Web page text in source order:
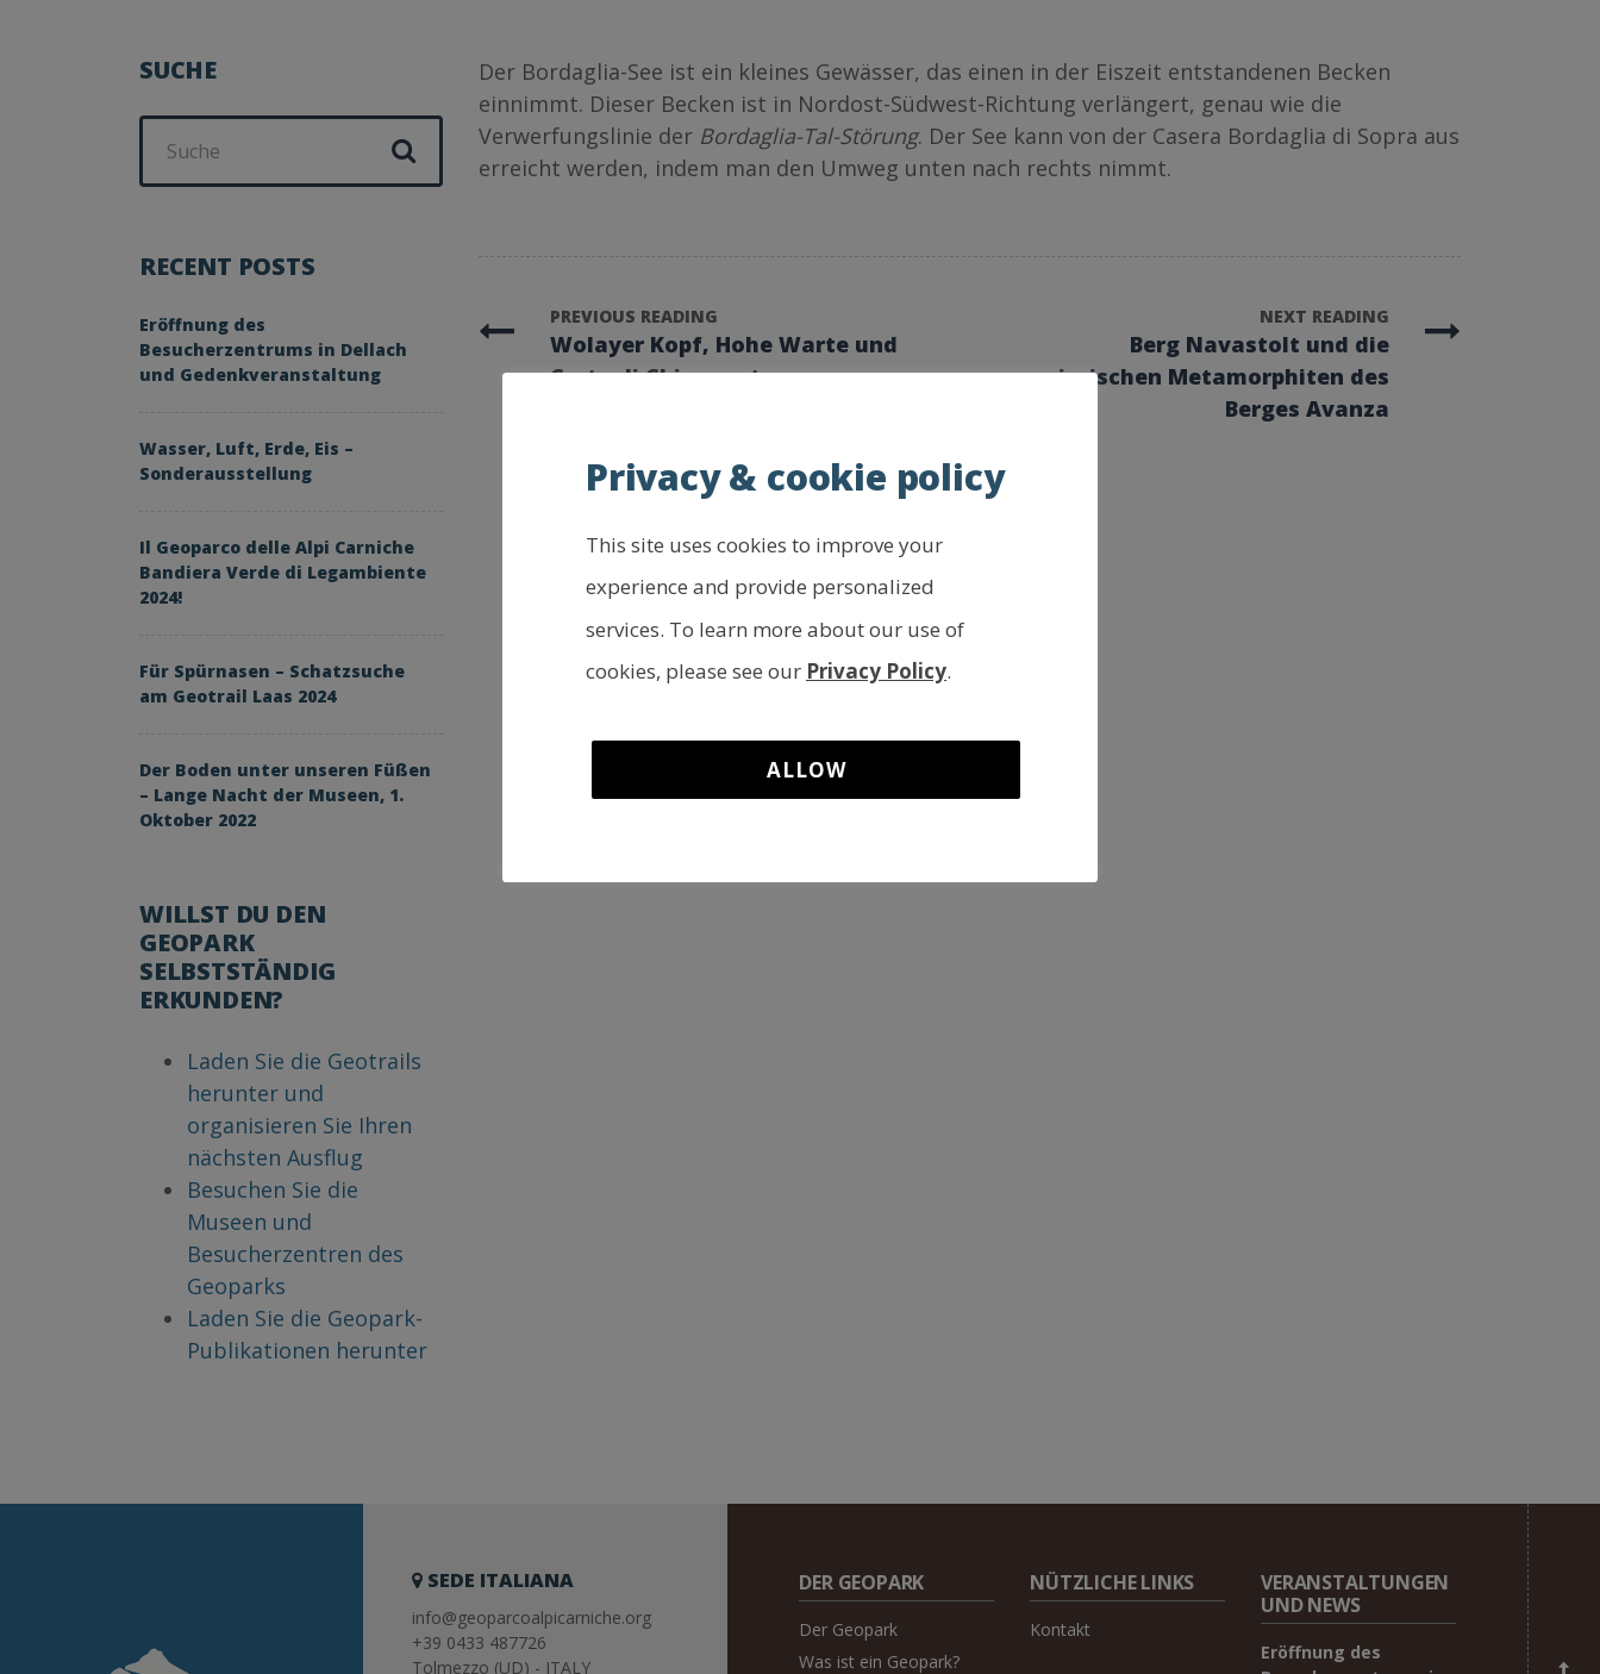
Der Bordaglia-See ist ein kleines Gewässer, das einen in der Eiszeit entstandenen Becken
einnimmt. Dieser Becken ist in Nordost-Südwest-Richtung verlängert, genau wie die
Verwerfungslinie der Bordaglia-Tal-Störung. Der See kann von der Casera Bordaglia di Sopra aus
erreicht werden, indem man den Umweg unten nach rechts nimmt.
PREVIOUS READING
Wolayer Kopf, Hohe Warte und
Creta di Chianevate
NEXT READING
Berg Navastolt und die
variszischen Metamorphiten des
Berges Avanza
SUCHE
Suchen
nach:
RECENT POSTS
Eröffnung des
Besucherzentrums in Dellach
und Gedenkveranstaltung
Wasser, Luft, Erde, Eis –
Sonderausstellung
Il Geoparco delle Alpi Carniche
Bandiera Verde di Legambiente
2024!
Für Spürnasen – Schatzsuche
am Geotrail Laas 2024
Der Boden unter unseren Füßen
– Lange Nacht der Museen, 1.
Oktober 2022
WILLST DU DEN
GEOPARK
SELBSTSTÄNDIG
ERKUNDEN?
Laden Sie die Geotrails
herunter und
organisieren Sie Ihren
nächsten Ausflug
Besuchen Sie die
Museen und
Besucherzentren des
Geoparks
Laden Sie die Geopark-
Publikationen herunter
SEDE ITALIANA
info@geoparcoalpicarniche.org
+39 0433 487726
Tolmezzo (UD) - ITALY
DER GEOPARK
Der Geopark
Was ist ein Geopark?
NÜTZLICHE LINKS
Kontakt
VERANSTALTUNGEN
UND NEWS
Eröffnung des
Privacy & cookie policy
This site uses cookies to improve your
experience and provide personalized
services. To learn more about our use of
cookies, please see our Privacy Policy.
ALLOW